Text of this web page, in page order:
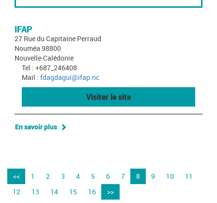
IFAP
27 Rue du Capitaine Perraud
Nouméa 98800
Nouvelle-Calédonie
Tel : +687_246408
Mail : fdagdagui@ifap.nc
Visiter le site
En savoir plus
<< 1 2 3 4 5 6 7 8 9 10
11
12
13 14 15 16 >>